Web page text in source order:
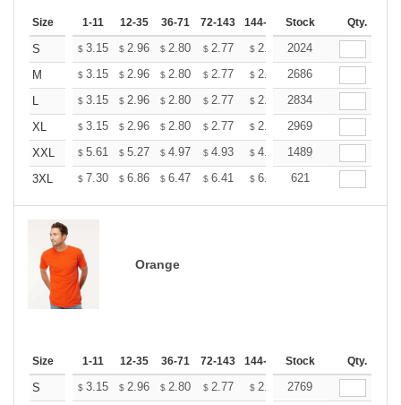
Size 1-11 12-35 36-71 72-143 144-287 288 + More
Stock Qty.
S $ 3.15 $ 2.96 $ 2.80 $ 2.77 $ 2.72 $2.70
2024
M
$ 3.15 $ 2.96 $ 2.80 $ 2.77 $ 2.72 $2.70
2686
L
$ 3.15 $ 2.96 $ 2.80 $ 2.77 $ 2.72 $2.70
2834
XL
$ 3.15 $ 2.96 $ 2.80 $ 2.77 $ 2.72 $2.70
2969
XXL
$ 5.61 $ 5.27 $ 4.97 $ 4.93 $ 4.85 $4.80
1489
3XL
$ 7.30 $ 6.86 $ 6.47 $ 6.41 $ 6.30 $6.25
621
Orange
Size 1-11 12-35 36-71 72-143 144-287 288 + More
Stock Qty.
S $ 3.15 $ 2.96 $ 2.80 $ 2.77 $ 2.72 $2.70
2769